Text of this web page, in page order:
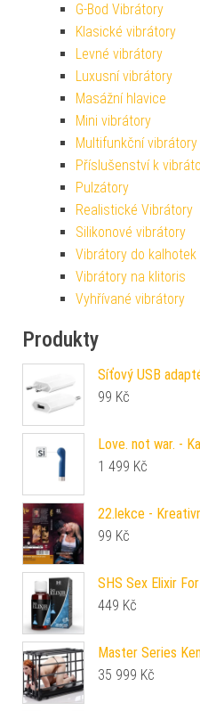
G-Bod Vibrátory
Klasické vibrátory
Levné vibrátory
Luxusní vibrátory
Masážní hlavice
Mini vibrátory
Multifunkční vibrátory
Příslušenství k
Pulzátory
Realistické Vibrátory
Silikonové vibrátory
Vibrátory do kalhotek
Vibrátory na klitoris
Vyhřívané vibrátory
Produkty
Síťový USB
99 Kč
Love. not war. -
1 499 Kč
22.lekce -
99 Kč
SHS Sex Elixir
449 Kč
Master Series
35 999 Kč